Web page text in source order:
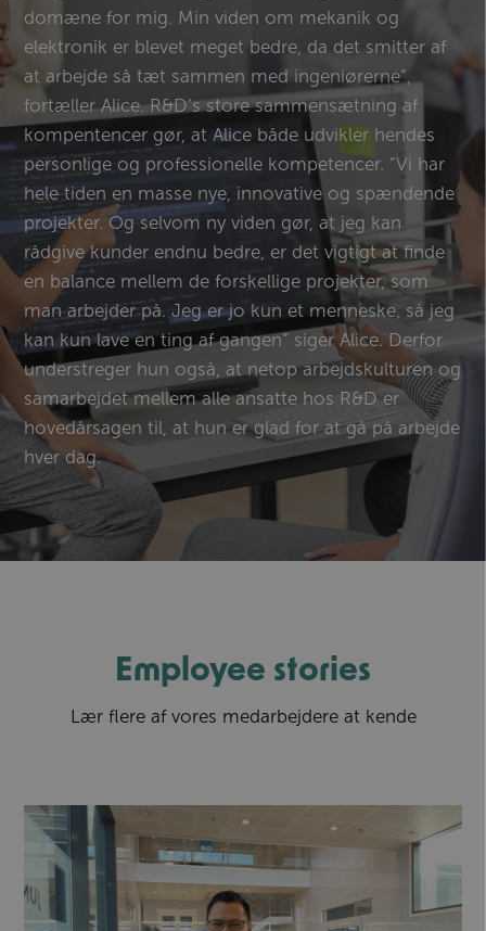
domæne for mig. Min viden om mekanik og
elektronik er blevet meget bedre, da det smitter af
at arbejde så tæt sammen med ingeniørerne”,
fortæller Alice. R&D’s store sammensætning af
kompentencer gør, at Alice både udvikler hendes
personlige og professionelle kompetencer. ”Vi har
hele tiden en masse nye, innovative og spændende
projekter. Og selvom ny viden gør, at jeg kan
rådgive kunder endnu bedre, er det vigtigt at finde
en balance mellem de forskellige projekter, som
man arbejder på. Jeg er jo kun et menneske, så jeg
kan kun lave en ting af gangen” siger Alice. Derfor
understreger hun også, at netop arbejdskulturen og
samarbejdet mellem alle ansatte hos R&D er
hovedårsagen til, at hun er glad for at gå på arbejde
hver dag.
Employee stories
Lær flere af vores medarbejdere at kende